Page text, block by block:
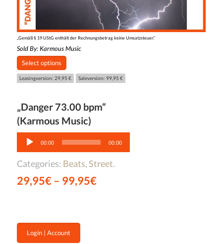
„Gemäß § 19 UStG enthält der Rechnungsbetrag keine Umsatzsteuer.“
Sold By: Karmous Music
Select options
Leasingversion: 29,95 € Saleversion: 99,95 €
„Danger 73.00 bpm“
(Karmous Music)
Audio-
Player
00:00 00:00
Categories: Beats,Street.
29,95€– 99,95€
Login | Account